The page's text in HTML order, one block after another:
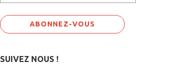
SUIVEZ NOUS !